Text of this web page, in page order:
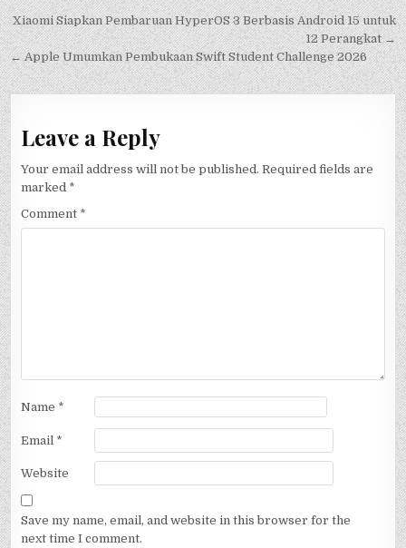
Post
navigation
Xiaomi Siapkan Pembaruan HyperOS 3 Berbasis Android 15 untuk
12 Perangkat →
← Apple Umumkan Pembukaan Swift Student Challenge 2026
Leave a Reply
Your email address will not be published. Required fields are
marked *
Comment *
Name *
Email *
Website
Save my name, email, and website in this browser for the
next time I comment.